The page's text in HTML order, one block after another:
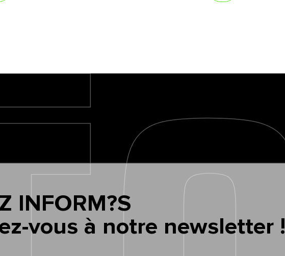
INFORM?S
vous à notre newsletter !